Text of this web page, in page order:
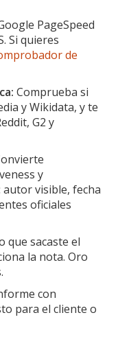
PageSpeed
Si quieres
de
Comprueba si
y Wikidata, y te
G2 y
y
visible, fecha
oficiales
que sacaste el
la nota. Oro
con
para el cliente o